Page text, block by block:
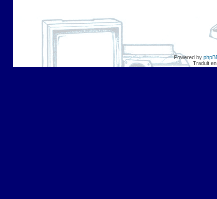
Powered by
Traduit